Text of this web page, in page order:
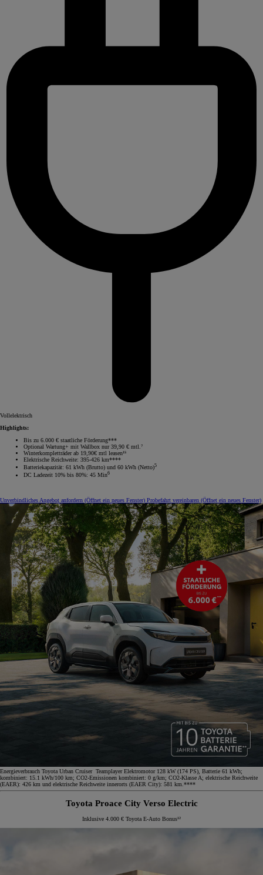
Vollelektrisch
Highlights:
Bis zu 6.000 € staatliche Förderung***
Optional Wartung+ mit Wallbox nur 39,90 € mtl.⁷
Winterkompletträder ab 19,90€ mtl leasen¹⁵
Elektrische Reichweite: 395-426 km****
Batteriekapazität: 61 kWh (Brutto) und 60 kWh (Netto)5
DC Ladezeit 10% bis 80%: 45 Min6
Unverbindliches Angebot anfordern (Öffnet ein neues Fenster) Probefahrt vereinbaren (Öffnet ein neues Fenster)
Energieverbrauch Toyota Urban Cruiser Teamplayer Elektromotor 128 kW (174 PS), Batterie 61 kWh;
kombiniert: 15.1 kWh/100 km; CO2-Emissionen kombiniert: 0 g/km; CO2-Klasse A; elektrische Reichweite
(EAER): 426 km und elektrische Reichweite innerorts (EAER City): 581 km.****
Toyota Proace City Verso Electric
Inklusive 4.000 € Toyota E-Auto Bonus¹²